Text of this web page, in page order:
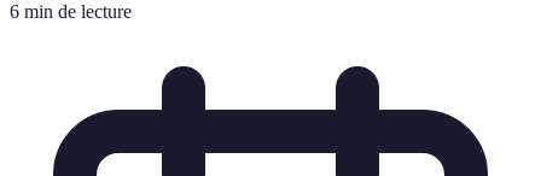
6 min de lecture